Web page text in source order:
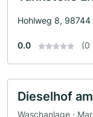
Hohlweg 8,
0.0 (0
Dieselhof
Waschanlage ·